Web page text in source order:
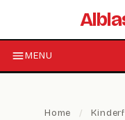
MENU
Home /